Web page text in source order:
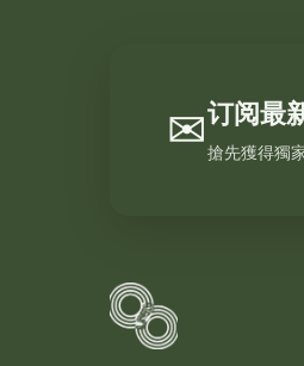
✉订阅最
搶先獲得獨